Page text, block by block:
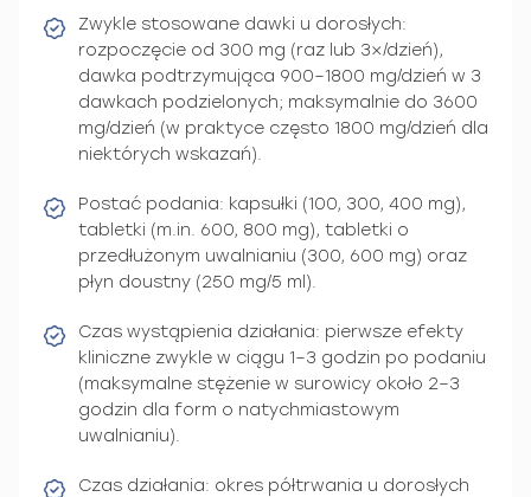
Zwykle stosowane dawki u dorosłych:
rozpoczęcie od 300 mg (raz lub 3×/dzień),
dawka podtrzymująca 900–1800 mg/dzień w 3
dawkach podzielonych; maksymalnie do 3600
mg/dzień (w praktyce często 1800 mg/dzień dla
niektórych wskazań).
Postać podania: kapsułki (100, 300, 400 mg),
tabletki (m.in. 600, 800 mg), tabletki o
przedłużonym uwalnianiu (300, 600 mg) oraz
płyn doustny (250 mg/5 ml).
Czas wystąpienia działania: pierwsze efekty
kliniczne zwykle w ciągu 1–3 godzin po podaniu
(maksymalne stężenie w surowicy około 2–3
godzin dla form o natychmiastowym
uwalnianiu).
Czas działania: okres półtrwania u dorosłych